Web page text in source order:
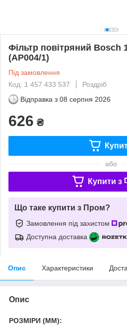
Фільтр повітряний Bosch
(AP004/1)
Під замовлення
Код: 1 457 433 537
Роздріб
Відправка з 08 серпня 2026
626 ₴
або
Купити з
Що таке купити з Пром?
Замовлення під захистом
Доступна доставка
Опис Характеристики
Опис
РОЗМІРИ (MM):